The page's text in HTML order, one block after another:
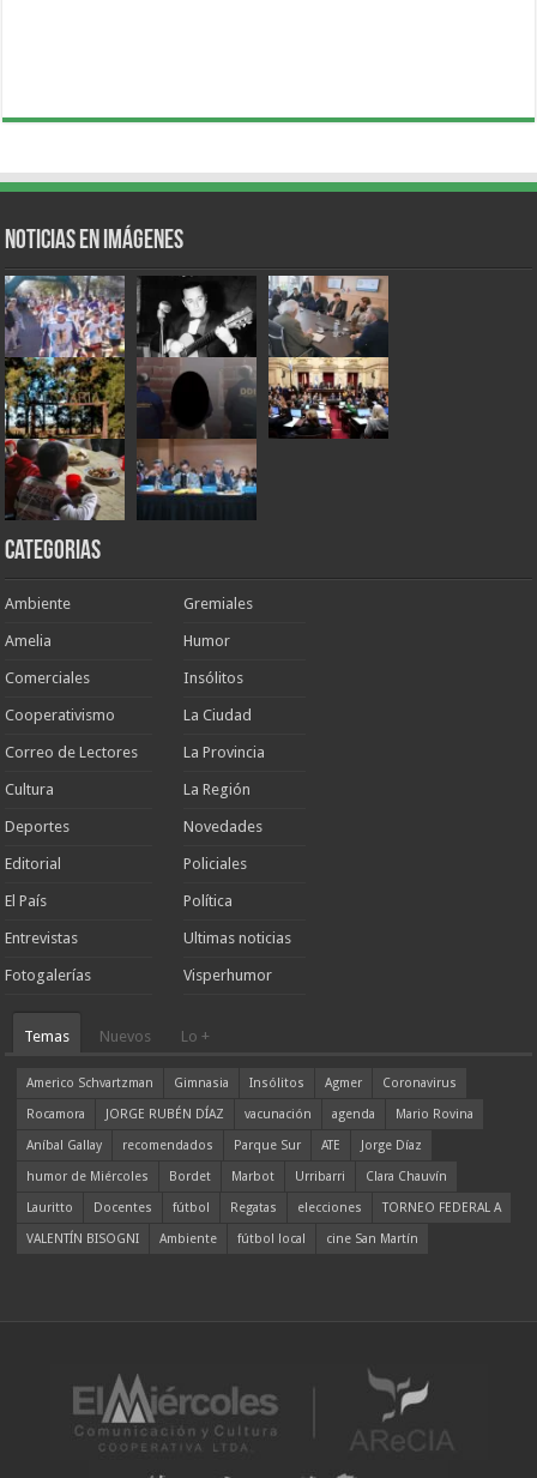
Noticias en Imágenes
Categorias
Ambiente
Amelia
Comerciales
Cooperativismo
Correo de Lectores
Cultura
Deportes
Editorial
El País
Entrevistas
Fotogalerías
Gremiales
Humor
Insólitos
La Ciudad
La Provincia
La Región
Novedades
Policiales
Política
Ultimas noticias
Visperhumor
Temas Nuevos Lo +
Americo Schvartzman Gimnasia Insólitos Agmer
Coronavirus
Rocamora
JORGE RUBÉN DÍAZ vacunación agenda
Mario Rovina
Aníbal Gallay
recomendados Parque Sur ATE
Jorge Díaz
humor de Miércoles
Bordet Marbot Urribarri
Clara Chauvín
Lauritto
Docentes fútbol Regatas elecciones
TORNEO FEDERAL A
VALENTÍN BISOGNI
Ambiente fútbol local cine San Martín